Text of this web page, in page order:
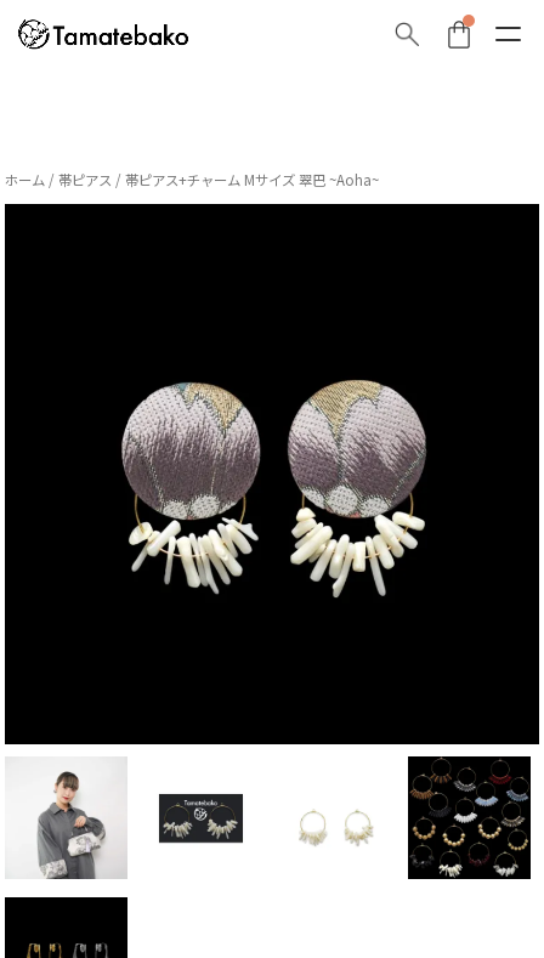
ホーム /帯ピアス / 帯ピアス+チャーム Mサイズ 翠巴 ~Aoha~